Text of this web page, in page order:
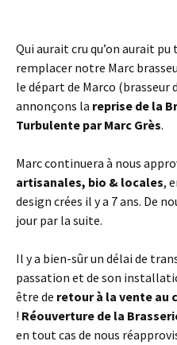
Qui aurait cru qu’on aurait
remplacer notre Marc
le départ de Marco (brasseur
annonçons la reprise de la
Turbulente par Marc Grès.
Marc continuera à nous
artisanales, bio & locales,
design crées il y a 7 ans. De
jour par la suite.
Il y a bien-sûr un délai de
passation et de son
être de retour à la vente au
! Réouverture de la
en tout cas de nous